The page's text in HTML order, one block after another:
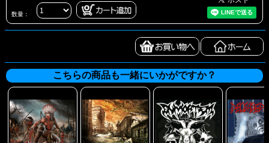
数量：
こちらの商品も一緒にいかがですか？